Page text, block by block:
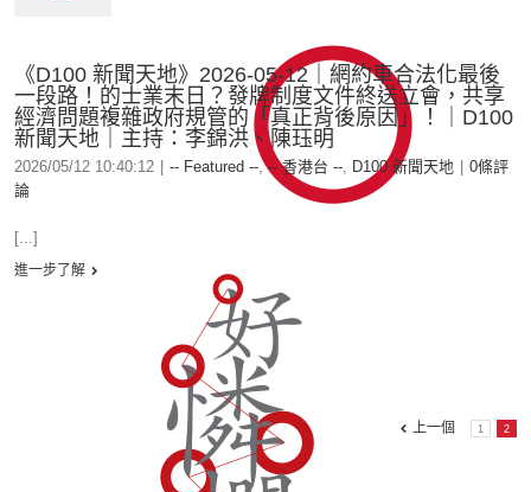
《D100 新聞天地》2026-05-12｜網約車合法化最後
一段路！的士業末日？發牌制度文件終送立會，共享
經濟問題複雜政府規管的「真正背後原因」！｜D100
新聞天地｜主持：李錦洪、陳珏明
2026/05/12 10:40:12 -- Featured --,-- 香港台 --, D100 新聞天地
0條評
論
[...]
進一步了解
上一個 1 2